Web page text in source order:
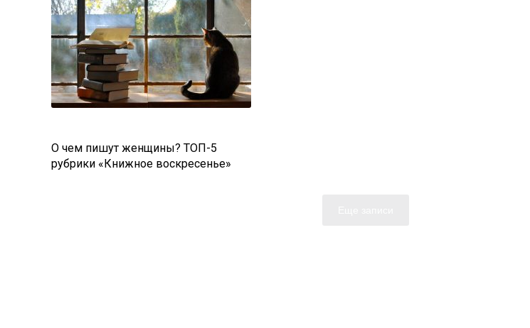
О чем пишут женщины? ТОП-5
рубрики «Книжное воскресенье»